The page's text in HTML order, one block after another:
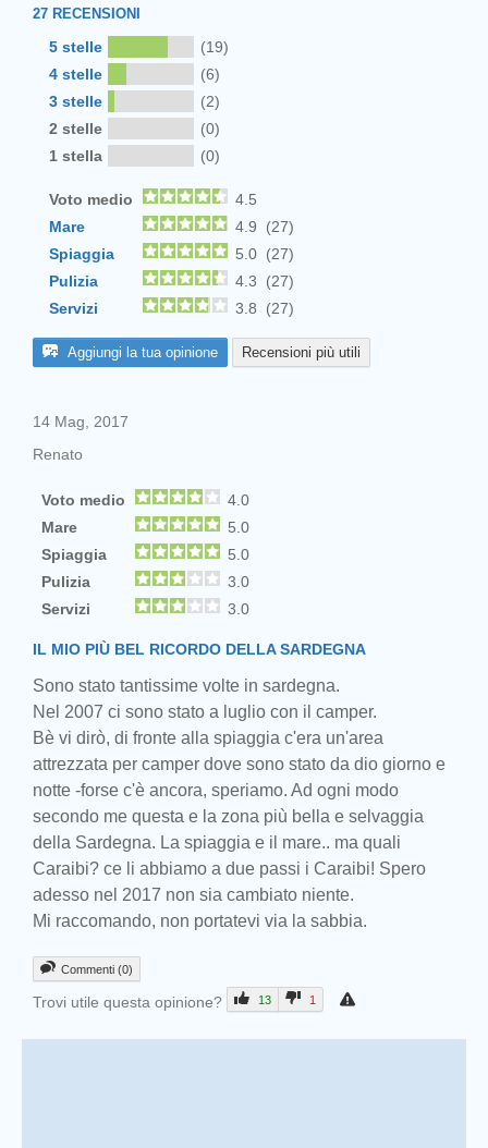
27 RECENSIONI
5 stelle
(19)
4 stelle
(6)
3 stelle
(2)
2 stelle
(0)
1 stella
(0)
Voto medio
4.5
Mare
4.9 (27)
Spiaggia
5.0 (27)
Pulizia
4.3 (27)
Servizi
3.8 (27)
Aggiungi la tua opinione Recensioni più utili
14 Mag, 2017
Renato
Voto medio
4.0
Mare
5.0
Spiaggia
5.0
Pulizia
3.0
Servizi
3.0
IL MIO PIÙ BEL RICORDO DELLA SARDEGNA
Sono stato tantissime volte in sardegna.
Nel 2007 ci sono stato a luglio con il camper.
Bè vi dirò, di fronte alla spiaggia c'era un'area
attrezzata per camper dove sono stato da dio giorno e
notte -forse c'è ancora, speriamo. Ad ogni modo
secondo me questa e la zona più bella e selvaggia
della Sardegna. La spiaggia e il mare.. ma quali
Caraibi? ce li abbiamo a due passi i Caraibi! Spero
adesso nel 2017 non sia cambiato niente.
Mi raccomando, non portatevi via la sabbia.
Commenti (0)
Trovi utile questa opinione? 13 1